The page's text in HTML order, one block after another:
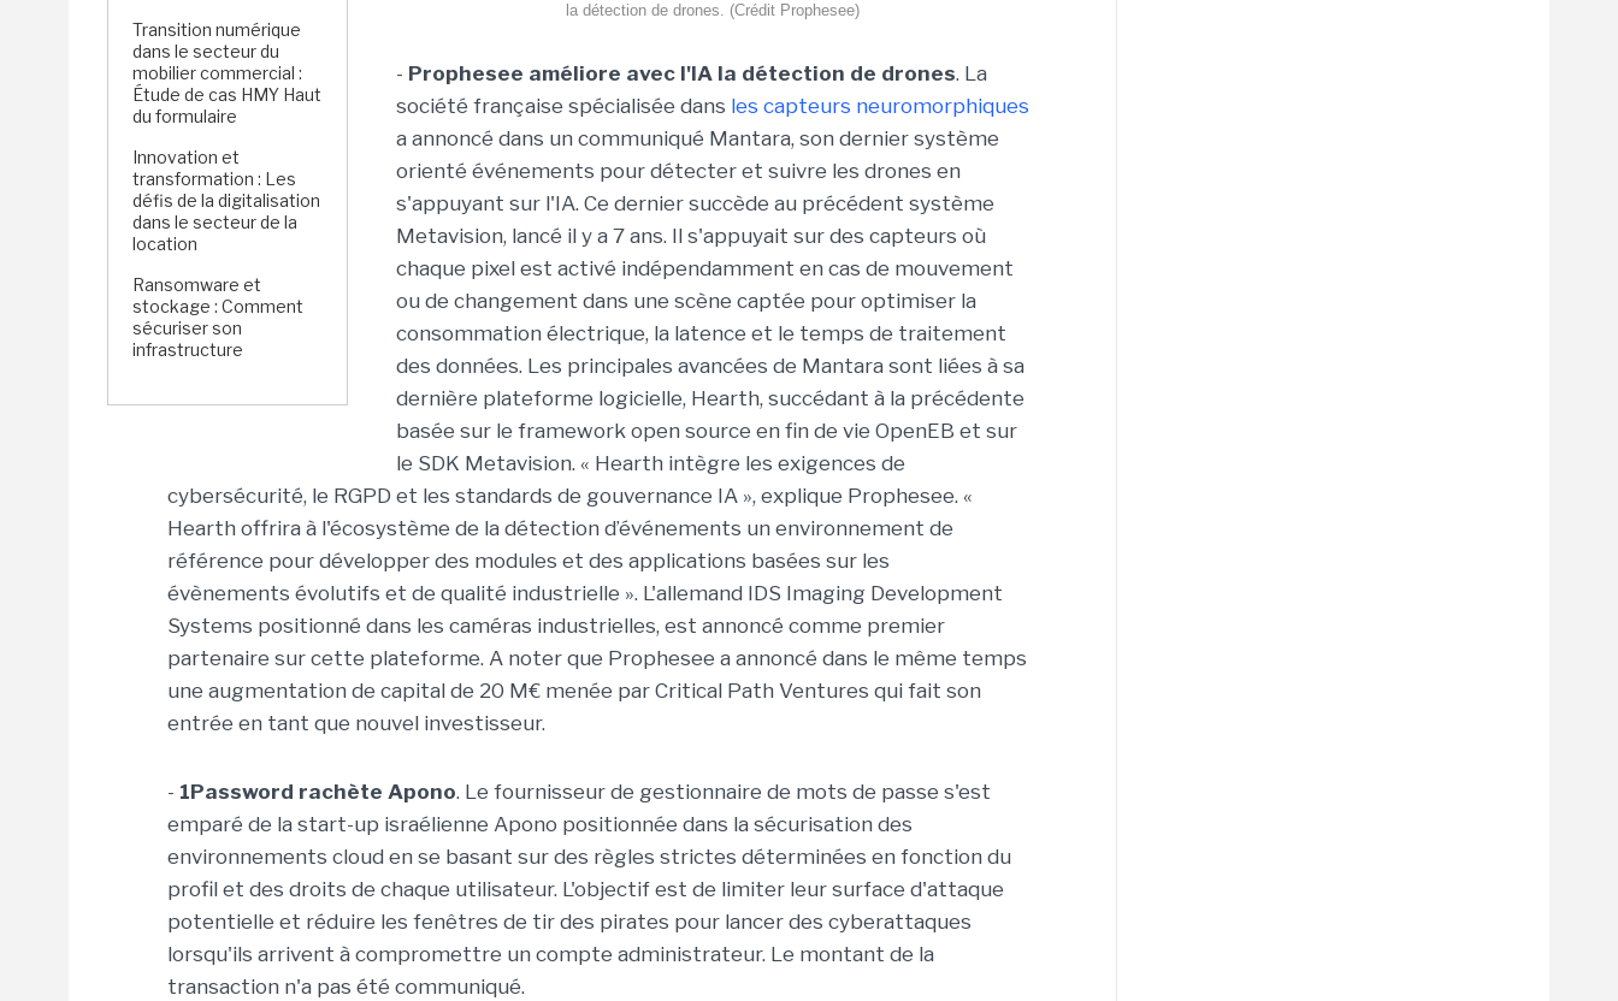
Transition numérique
dans le secteur du
mobilier commercial :
Étude de cas HMY Haut
du formulaire
Innovation et
transformation : Les
défis de la digitalisation
dans le secteur de la
location
Ransomware et
stockage : Comment
sécuriser son
infrastructure
la détection de drones. (Crédit Prophesee)
- Prophesee améliore avec l'IA la détection de drones. La
société française spécialisée dans les capteurs neuromorphiques
a annoncé dans un communiqué Mantara, son dernier système
orienté événements pour détecter et suivre les drones en
s'appuyant sur l'IA. Ce dernier succède au précédent système
Metavision, lancé il y a 7 ans. Il s'appuyait sur des capteurs où
chaque pixel est activé indépendamment en cas de mouvement
ou de changement dans une scène captée pour optimiser la
consommation électrique, la latence et le temps de traitement
des données. Les principales avancées de Mantara sont liées à sa
dernière plateforme logicielle, Hearth, succédant à la précédente
basée sur le framework open source en fin de vie OpenEB et sur
le SDK Metavision. « Hearth intègre les exigences de
cybersécurité, le RGPD et les standards de gouvernance IA », explique Prophesee. «
Hearth offrira à l'écosystème de la détection d’événements un environnement de
référence pour développer des modules et des applications basées sur les
évènements évolutifs et de qualité industrielle ». L'allemand IDS Imaging Development
Systems positionné dans les caméras industrielles, est annoncé comme premier
partenaire sur cette plateforme. A noter que Prophesee a annoncé dans le même temps
une augmentation de capital de 20 M€ menée par Critical Path Ventures qui fait son
entrée en tant que nouvel investisseur.
- 1Password rachète Apono. Le fournisseur de gestionnaire de mots de passe s'est
emparé de la start-up israélienne Apono positionnée dans la sécurisation des
environnements cloud en se basant sur des règles strictes déterminées en fonction du
profil et des droits de chaque utilisateur. L'objectif est de limiter leur surface d'attaque
potentielle et réduire les fenêtres de tir des pirates pour lancer des cyberattaques
lorsqu'ils arrivent à compromettre un compte administrateur. Le montant de la
transaction n'a pas été communiqué.